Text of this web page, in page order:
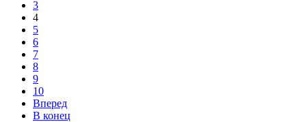
3
4
5
6
7
8
9
10
Вперед
В конец